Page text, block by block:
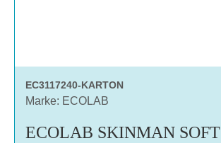
EC3117240-KARTON
Marke: ECOLAB
ECOLAB SKINMAN SOFT